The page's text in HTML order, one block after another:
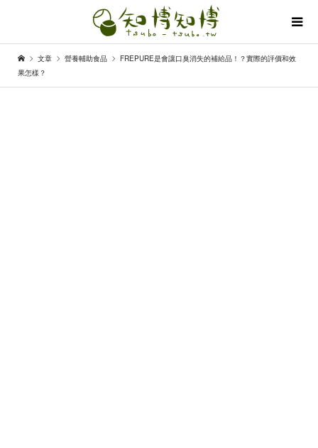
文章 營養輔助食品
FREPURE是會讓口臭消失的補給品！？實際的評價和效
果怎樣？